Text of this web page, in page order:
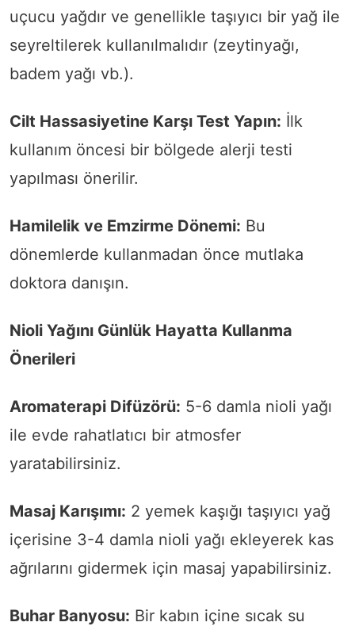
uçucu yağdır ve genellikle taşıyıcı bir yağ ile
seyreltilerek kullanılmalıdır (zeytinyağı,
badem yağı vb.).
Cilt Hassasiyetine Karşı Test Yapın: İlk
kullanım öncesi bir bölgede alerji testi
yapılması önerilir.
Hamilelik ve Emzirme Dönemi: Bu
dönemlerde kullanmadan önce mutlaka
doktora danışın.
Nioli Yağını Günlük Hayatta Kullanma
Önerileri
Aromaterapi Difüzörü: 5-6 damla nioli yağı
ile evde rahatlatıcı bir atmosfer
yaratabilirsiniz.
Masaj Karışımı: 2 yemek kaşığı taşıyıcı yağ
içerisine 3-4 damla nioli yağı ekleyerek kas
ağrılarını gidermek için masaj yapabilirsiniz.
Buhar Banyosu: Bir kabın içine sıcak su